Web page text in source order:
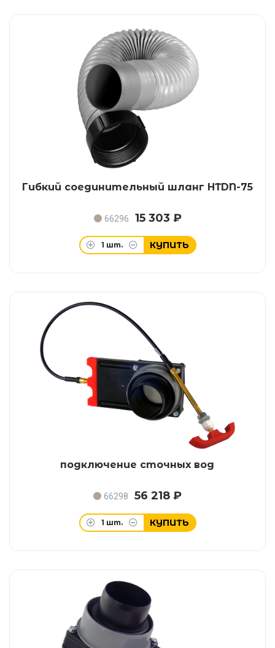
Гибкий соединительный шланг HTDN-​75
66296 15 303 ₽
1 шт. КУПИТЬ
подключение сточных вод
66298 56 218 ₽
1 шт. КУПИТЬ